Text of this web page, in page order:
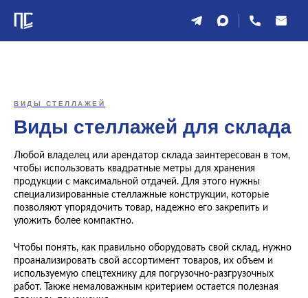
ВИДЫ СТЕЛЛАЖЕЙ
Виды стеллажей для склада
Любой владелец или арендатор склада заинтересован в том,
чтобы использовать квадратные метры для хранения
продукции с максимальной отдачей. Для этого нужны
специализированные стеллажные конструкции, которые
позволяют упорядочить товар, надежно его закрепить и
уложить более компактно.
Чтобы понять, как правильно оборудовать свой склад, нужно
проанализировать свой ассортимент товаров, их объем и
используемую спецтехнику для погрузочно-разгрузочных
работ. Также немаловажным критерием остается полезная